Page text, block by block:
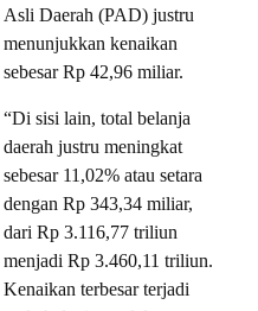
Asli Daerah (PAD) justru
menunjukkan kenaikan
sebesar Rp 42,96 miliar.
“Di sisi lain, total belanja
daerah justru meningkat
sebesar 11,02% atau setara
dengan Rp 343,34 miliar,
dari Rp 3.116,77 triliun
menjadi Rp 3.460,11 triliun.
Kenaikan terbesar terjadi